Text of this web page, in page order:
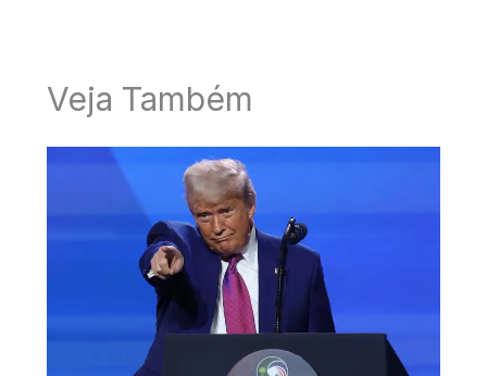
Veja Também